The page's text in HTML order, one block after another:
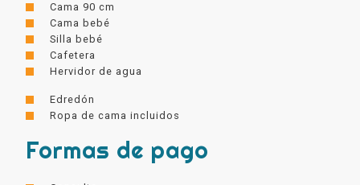
Cama 90 cm
Cama bebé
Silla bebé
Cafetera
Hervidor de agua
Edredón
Ropa de cama incluidos
Formas de pago